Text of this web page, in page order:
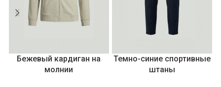
Бежевый кардиган на
молнии
Темно-синие спортивные
штаны